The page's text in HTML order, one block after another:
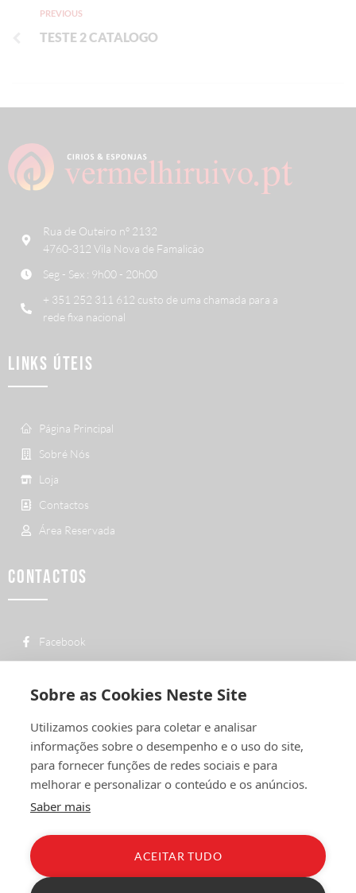
Sobre as Cookies Neste Site
Utilizamos cookies para coletar e analisar
informações sobre o desempenho e o uso do site,
para fornecer funções de redes sociais e para
melhorar e personalizar o conteúdo e os anúncios.
Saber mais
ACEITAR TUDO
PREVIOUS
TESTE 2 CATALOGO
Rua de Outeiro nº 2132
4760-312 Vila Nova de Famalicão
Seg - Sex : 9h00 - 20h00
+ 351 252 311 612 custo de uma chamada para a
rede fixa nacional
LINKS ÚTEIS
Página Principal
Sobré Nós
Loja
Contactos
Área Reservada
CONTACTOS
Facebook
nacional
Rua de Outeiro nº 2132
4760-312 Vila Nova de Famalicão
Política de PrivacidadeCondições GeraisLivro de Reclamações